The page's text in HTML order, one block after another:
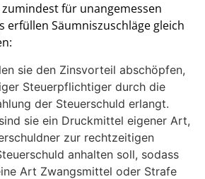
für unangemessen
erfüllen Säumniszuschläge gleich
sie den Zinsvorteil abschöpfen,
Steuerpflichtiger durch die
der Steuerschuld erlangt.
sie ein Druckmittel eigener Art,
zur rechtzeitigen
anhalten soll, sodass
Art Zwangsmittel oder Strafe